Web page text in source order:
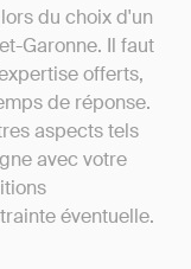
du choix d'un
Garonne. Il faut
offerts,
de réponse.
aspects tels
avec votre
éventuelle.